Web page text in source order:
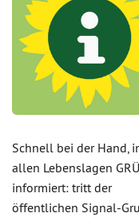
Schnell bei der Hand,
allen Lebenslagen
informiert: tritt der
öffentlichen Signal-